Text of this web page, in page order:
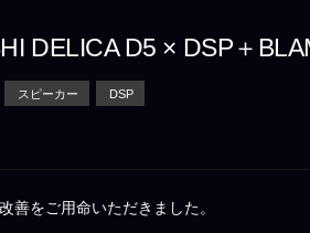
DELICA D5 × DSP＋
スピーカー DSP
善をご用命いただきました。